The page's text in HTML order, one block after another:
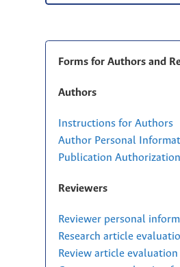
Forms for Authors and
Authors
Instructions for Authors
Author Personal
Publication
Reviewers
Reviewer personal
Research article
Review article